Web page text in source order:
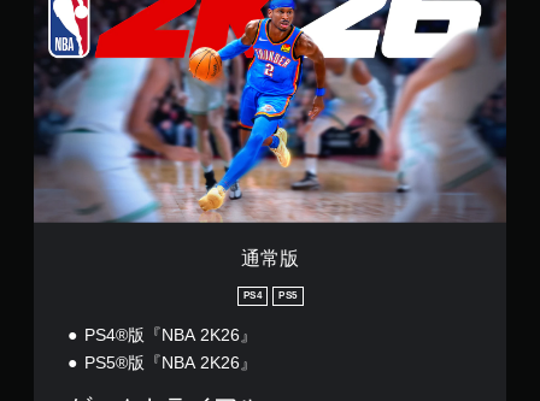
通常版
PS4 PS5
PS4®版『NBA 2K26』
PS5®版『NBA 2K26』